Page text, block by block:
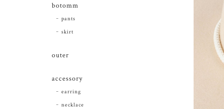
botomm
pants
skirt
outer
accessory
earring
necklace